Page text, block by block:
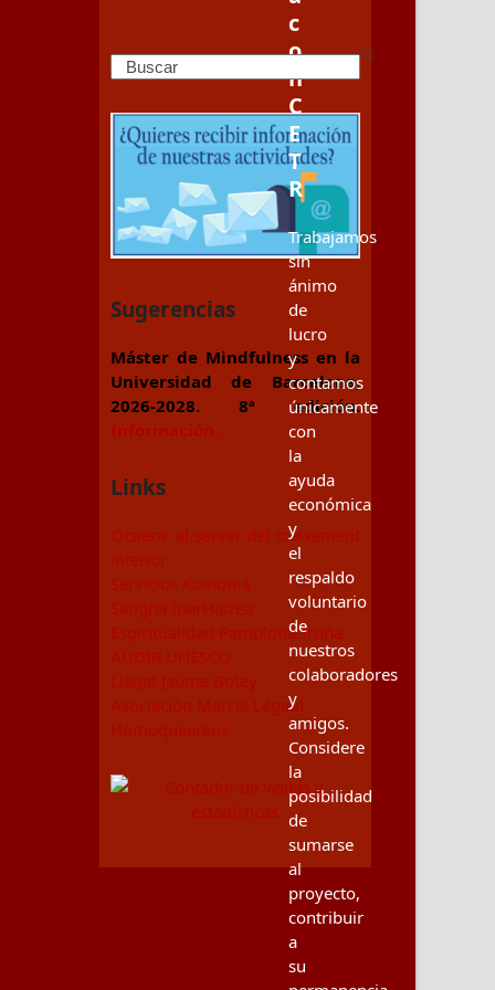
Search
Sugerencias
Máster de Mindfulness en la
Universidad de Barcelona,
2026-2028. 8ª edición.
Información.
Links
Otsiera: al servei del creixement
interior
Servicios Koinonia
Sangha IparHaizea
Espiritualidad Pamplona-Iruña
AUDIR UNESCO
Llegat Jaume Botey
Asociación Marcel Légaut
Homoquaerens
c
o
n
C
E
T
R
Trabajamos
sin
ánimo
de
lucro
y
contamos
únicamente
con
la
ayuda
económica
y
el
respaldo
voluntario
de
nuestros
colaboradores
y
amigos.
Considere
la
posibilidad
de
sumarse
al
proyecto,
contribuir
a
su